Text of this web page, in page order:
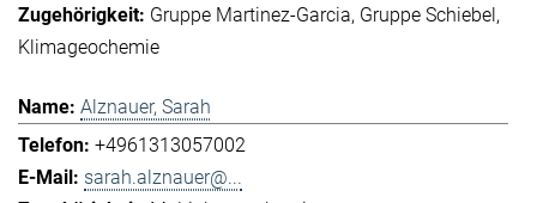
Gruppe Martinez-Garcia Gruppe Schiebel
Klimageochemie
Alznauer, Sarah
+4961313057002
sarah.alznauer@...